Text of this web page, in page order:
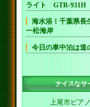
ライト GTR-931H
海水浴！千葉県長
一松海岸
今日の車中泊は道
ナイスなサ
上尾市ピア